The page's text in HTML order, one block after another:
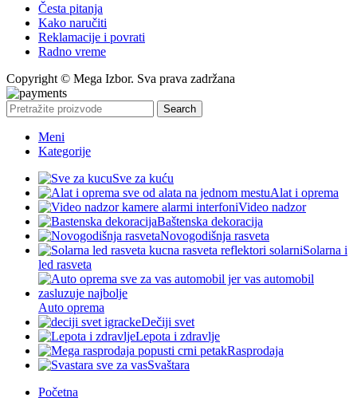
Česta pitanja
Kako naručiti
Reklamacije i povrati
Radno vreme
Copyright © Mega Izbor. Sva prava zadržana
Search
Meni
Kategorije
Sve za kuću
Alat i oprema
Video nadzor
Baštenska dekoracija
Novogodišnja rasveta
Solarna i
led rasveta
Auto oprema
Dečiji svet
Lepota i zdravlje
Rasprodaja
Svaštara
Početna